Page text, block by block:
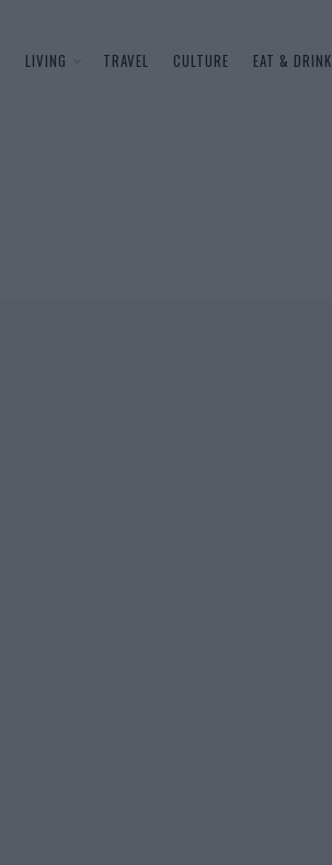
LIVING TRAVEL CULTURE EAT & DRINK